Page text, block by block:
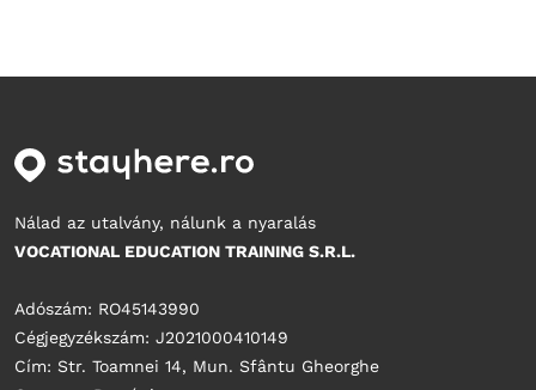
Nálad az utalvány, nálunk a nyaralás
VOCATIONAL EDUCATION TRAINING S.R.L.
Adószám: RO45143990
Cégjegyzékszám: J2021000410149
Cím: Str. Toamnei 14, Mun. Sfântu Gheorghe